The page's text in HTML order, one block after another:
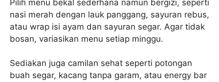
Pilih menu bekal sederhana namun bergizi, seperti
nasi merah dengan lauk panggang, sayuran rebus,
atau wrap isi ayam dan sayuran segar. Agar tidak
bosan, variasikan menu setiap minggu.
Sediakan juga camilan sehat seperti potongan
buah segar, kacang tanpa garam, atau energy bar